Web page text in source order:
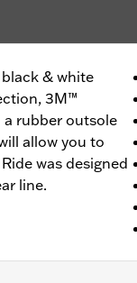
& white
3M™
a rubber outsole
allow you to
was designed
line.